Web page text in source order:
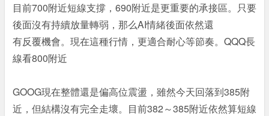
目前700附近短線支撐，690附近是更重要的承接區。只要
後面沒有持續放量轉弱，那么AI情緒後面依然還
有反覆機會。現在這種行情，更適合耐心等節奏。QQQ長
線看800附近
GOOG現在整體還是偏高位震盪，雖然今天回落到385附
近，但結構沒有完全走壞。目前382～385附近依然算短線